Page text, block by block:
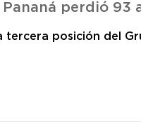
perdió